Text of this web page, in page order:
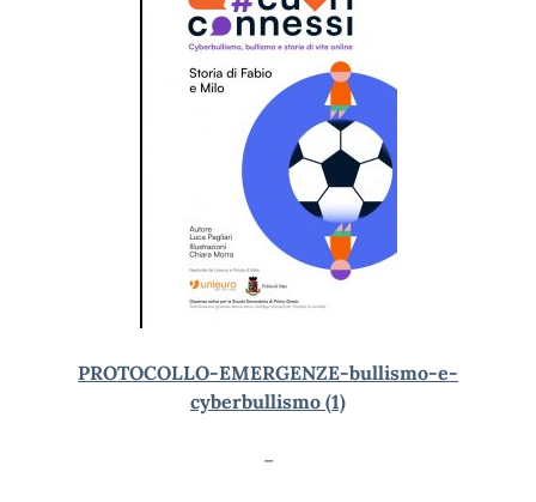
PROTOCOLLO-EMERGENZE-bullismo-e-
cyberbullismo (1)
–